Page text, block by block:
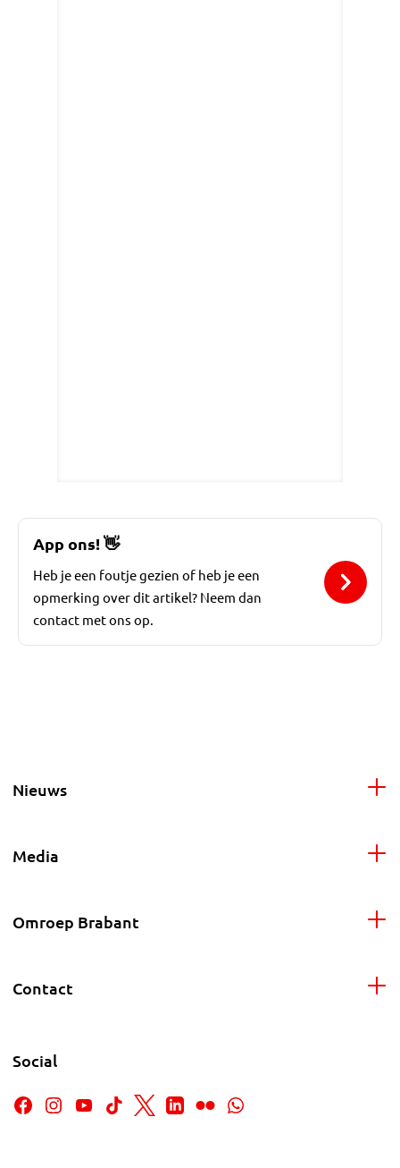
App ons!👋
Heb je een foutje gezien of heb je een
opmerking over dit artikel? Neem dan
contact met ons op.
Nieuws
Media
Omroep Brabant
Contact
Social